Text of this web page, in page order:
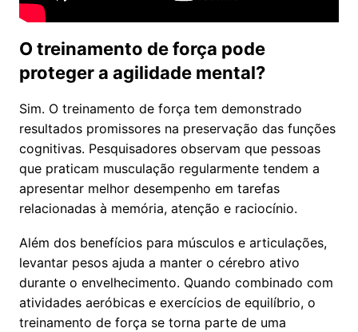
O treinamento de força pode
proteger a agilidade mental?
Sim. O treinamento de força tem demonstrado
resultados promissores na preservação das funções
cognitivas. Pesquisadores observam que pessoas
que praticam musculação regularmente tendem a
apresentar melhor desempenho em tarefas
relacionadas à memória, atenção e raciocínio.
Além dos benefícios para músculos e articulações,
levantar pesos ajuda a manter o cérebro ativo
durante o envelhecimento. Quando combinado com
atividades aeróbicas e exercícios de equilíbrio, o
treinamento de força se torna parte de uma